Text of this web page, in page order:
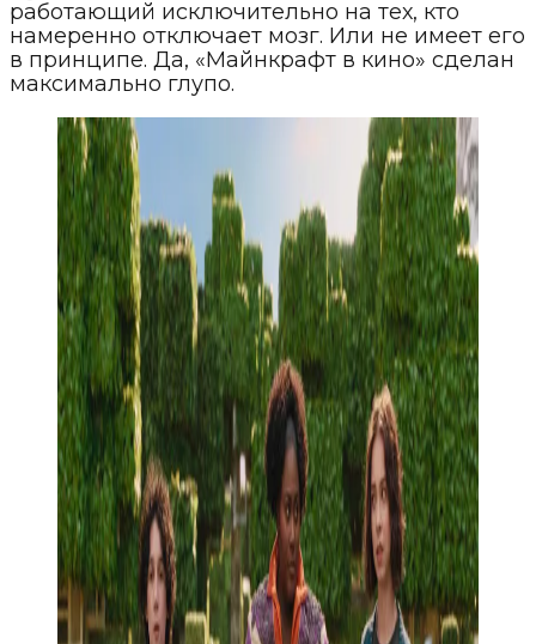
работающий исключительно на тех, кто
намеренно отключает мозг. Или не имеет его
в принципе. Да, «Майнкрафт в кино» сделан
максимально глупо.